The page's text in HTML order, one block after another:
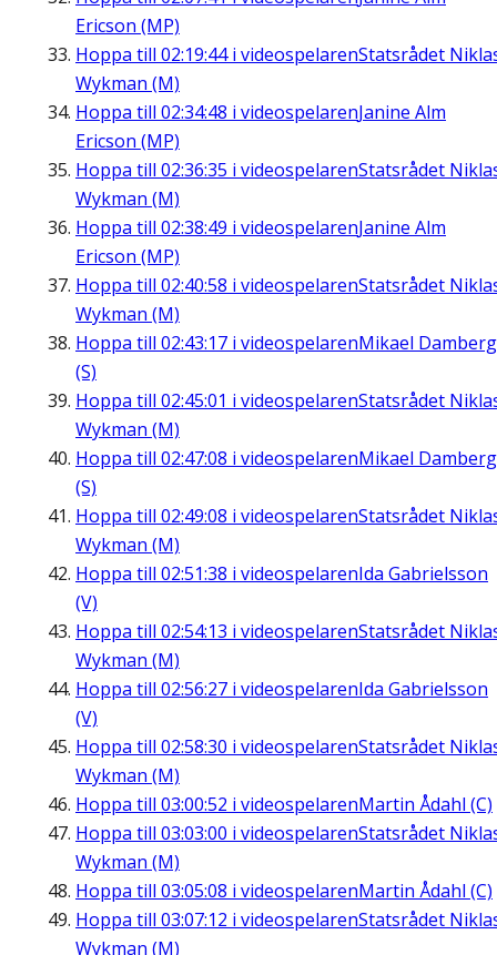
Ericson (MP)
Hoppa till 02:19:44i videospelarenStatsrådet
Wykman (M)
Hoppa till 02:34:48 i videospelarenJanine Alm
Ericson (MP)
Hoppa till 02:36:35 i videospelarenStatsrådet
Wykman (M)
Hoppa till 02:38:49 i videospelarenJanine Alm
Ericson (MP)
Hoppa till 02:40:58 i videospelarenStatsrådet
Wykman (M)
Hoppa till 02:43:17 i videospelarenMikael Damberg
(S)
Hoppa till 02:45:01 i videospelarenStatsrådet
Wykman (M)
Hoppa till 02:47:08 i videospelarenMikael Damberg
(S)
Hoppa till 02:49:08 i videospelarenStatsrådet
Wykman (M)
Hoppa till 02:51:38 i videospelarenIda Gabrielsson
(V)
Hoppa till 02:54:13 i videospelarenStatsrådet
Wykman (M)
Hoppa till 02:56:27 i videospelarenIda Gabrielsson
(V)
Hoppa till 02:58:30 i videospelarenStatsrådet
Wykman (M)
Hoppa till 03:00:52 i videospelarenMartin Ådahl (C)
Hoppa till 03:03:00 i videospelarenStatsrådet
Wykman (M)
Hoppa till 03:05:08 i videospelarenMartin Ådahl (C)
Hoppa till 03:07:12 i videospelarenStatsrådet
Wykman (M)